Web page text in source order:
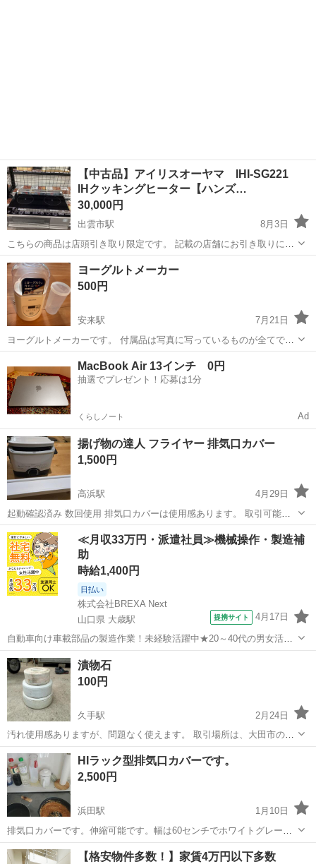
【中古品】アイリスオーヤマ IHI-SG221
IHクッキングヒーター【ハンズ…
30,000円
出雲市駅
8月3日
こちらの商品は店頭引き取り限定です。 記載の店舗にお引き取りに来
られる方のみご連絡をお願いいたします。 こちらは【中古品】の商品
島根 出雲市 出雲市駅
ヨーグルトメーカー
500円
安来駅
7月21日
ヨーグルトメーカーです。 付属品は写真に写っているものが全てで
す。 中古品ですので、使用感、小傷、汚れ等はご了承下さい 受け渡し
場所はファミマ黒井田店の駐車場です
キッチン家電
MacBook Air 13インチ 0円
抽選でプレゼント！応募は1分
くらしノート Ad
揚げ物の達人 フライヤー 排気口カバー
1,500円
高浜駅
4月29日
起動確認済み 数回使用 排気口カバーは使用感あります。 取引可能時
間 平日 朝7じから8時 夜7じから10じ 土日歓迎 相談
島根 出雲市 高浜駅 キッチン家電 フライヤー
≪月収33万円・派遣社員≫機械操作・製造補
助
時給1,400円
日払い
株式会社BREXA Next
山口県 大歳駅
提携サイト 4月17日
自動車向け車載部品の製造作業！未経験活躍中★20～40代の男女活躍
中！友達同士での応募OK！備品付きワンルーム寮費無料！赴任旅費会
社負担！生活支援物資事前対応可◎格安食堂利用可！年間休日135日
♪《山口県山口市》 人気の工...
山口 山口市 大歳駅
漬物石
100円
久手駅
2月24日
汚れ使用感ありますが、問題なく使えます。 取引場所は、大田市のロ
ード銀山でお願いします。
島根 大田市 久手駅 キッチン家電 漬物
HIラック型排気口カバーです。
2,500円
浜田駅
1月10日
排気口カバーです。伸縮可能です。幅は60センチでホワイトグレーで
す。間違えて二つ買ってしまい未使用です。よろしくお願いします。
島根 浜田市 浜田駅 キッチン家電 ラック
【格安物件多数！】家賃4万円以下多数